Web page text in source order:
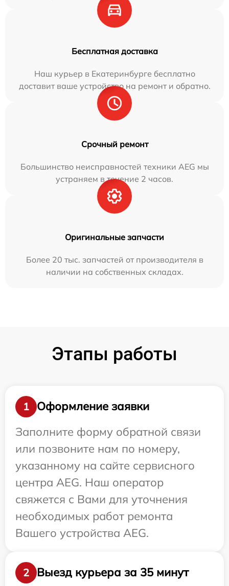
Бесплатная доставка
Наш курьер в Екатеринбурге бесплатно
доставит ваше устройство на ремонт и обратно.
Срочный ремонт
Большинство неисправностей техники AEG мы
устраняем в течение 2 часов.
Оригинальные запчасти
Более 20 тыс. запчастей от производителя в
наличии на собственных складах.
Этапы работы
1
Оформление заявки
Заполните форму обратной связи
или позвоните нам по номеру,
указанному на сайте сервисного
центра AEG. Наш оператор
свяжется с Вами для уточнения
необходимых работ ремонта
Вашего устройства AEG.
2 Выезд курьера за 35 минут